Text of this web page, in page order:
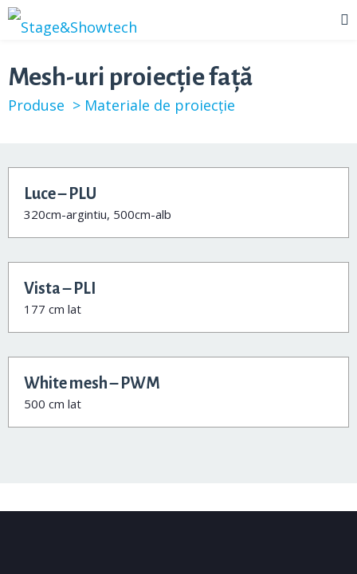
Mesh-uri proiecție față
Produse > Materiale de proiecție
Luce – PLU
320cm-argintiu, 500cm-alb
Vista – PLI
177 cm lat
White mesh – PWM
500 cm lat